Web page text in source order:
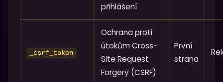
přihlášení
_csrf_token
Ochrana proti
útokům Cross-
Site Request
Forgery (CSRF)
První
strana